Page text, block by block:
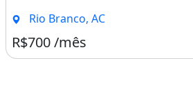
Rio Branco, AC
R$700 /mês